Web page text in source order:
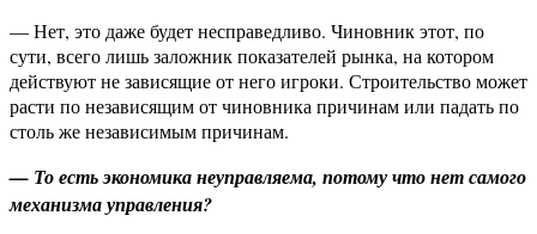
— Нет, это даже будет несправедливо. Чиновник этот, по
сути, всего лишь заложник показателей рынка, на котором
действуют не зависящие от него игроки. Строительство может
расти по независящим от чиновника причинам или падать по
столь же независимым причинам.
— То есть экономика неуправляема, потому что нет самого
механизма управления?